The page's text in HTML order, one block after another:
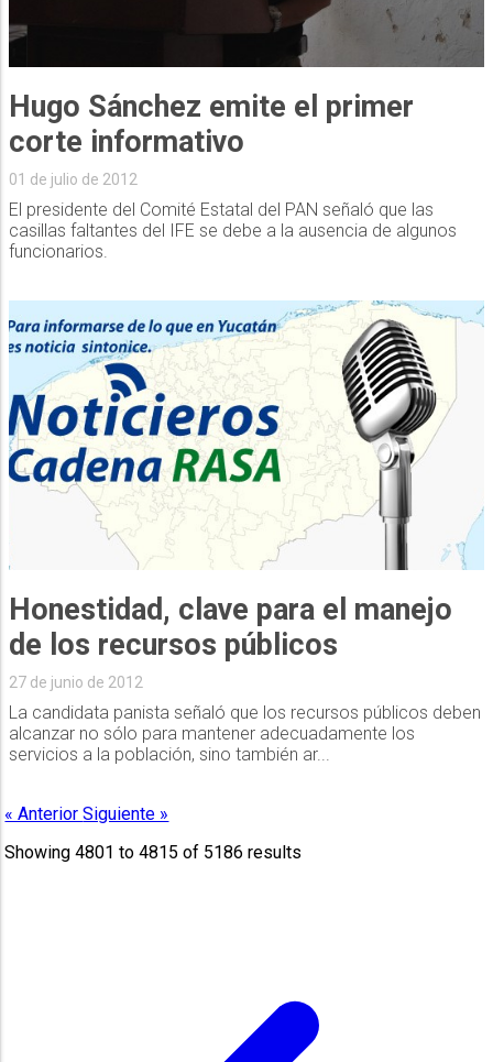
Hugo Sánchez emite el primer
corte informativo
01 de julio de 2012
El presidente del Comité Estatal del PAN señaló que las
casillas faltantes del IFE se debe a la ausencia de algunos
funcionarios.
Honestidad, clave para el manejo
de los recursos públicos
27 de junio de 2012
La candidata panista señaló que los recursos públicos deben
alcanzar no sólo para mantener adecuadamente los
servicios a la población, sino también ar...
« AnteriorSiguiente »
Showing4801 to4815 of 5186 results